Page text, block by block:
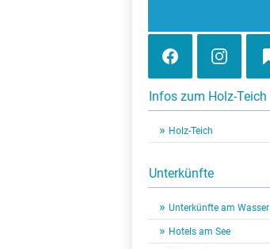
Infos zum Holz-Teich
Holz-Teich
Unterkünfte
Unterkünfte am Wasser
Hotels am See